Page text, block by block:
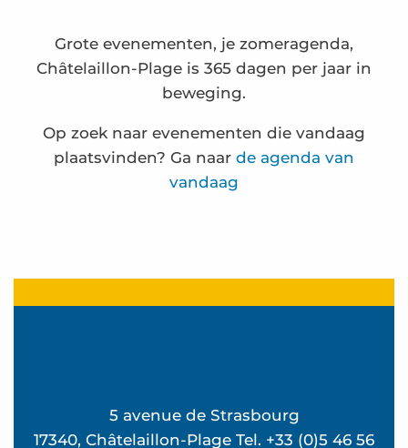
Kalender – NL
Grote evenementen, je zomeragenda,
Châtelaillon-Plage is 365 dagen per jaar in
beweging.
Op zoek naar evenementen die vandaag
plaatsvinden? Ga naar de agenda van
vandaag
Mémorielles balnéaires
Atelier Hip Hop - L'été à Beauséjour
5 avenue de Strasbourg
17340, Châtelaillon-Plage Tel. +33 (0)5 46 56